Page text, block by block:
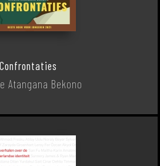
Confrontaties
Atangana Bekono